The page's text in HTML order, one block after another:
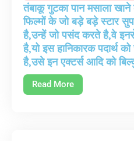
तंबाकू गुटका पान मसाला
फिल्मों के जो बड़े बड़े स्टार
है,उन्हें जो पसंद करते है,वे
है,यो इस हानिकारक पदार्थ
है,उसे इन एक्टर्स आदि को
Read More